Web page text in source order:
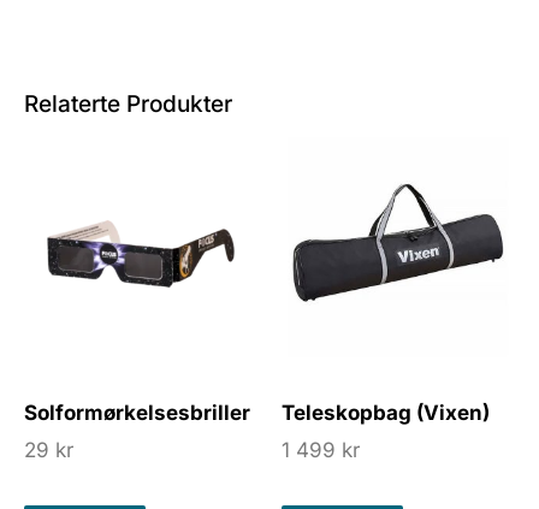
Relaterte Produkter
Solformørkelsesbriller
29 kr
Teleskopbag (Vixen)
1 499 kr